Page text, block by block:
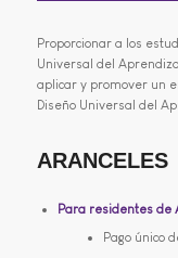
Proporcionar a los
Universal del
aplicar y promover un
Diseño Universal del
ARANCELES
Para residentes de
Pago único